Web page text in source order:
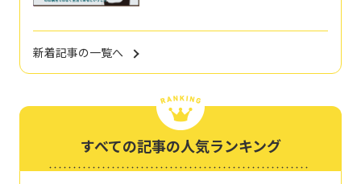
新着記事の一覧へ
すべての記事の人気ランキング